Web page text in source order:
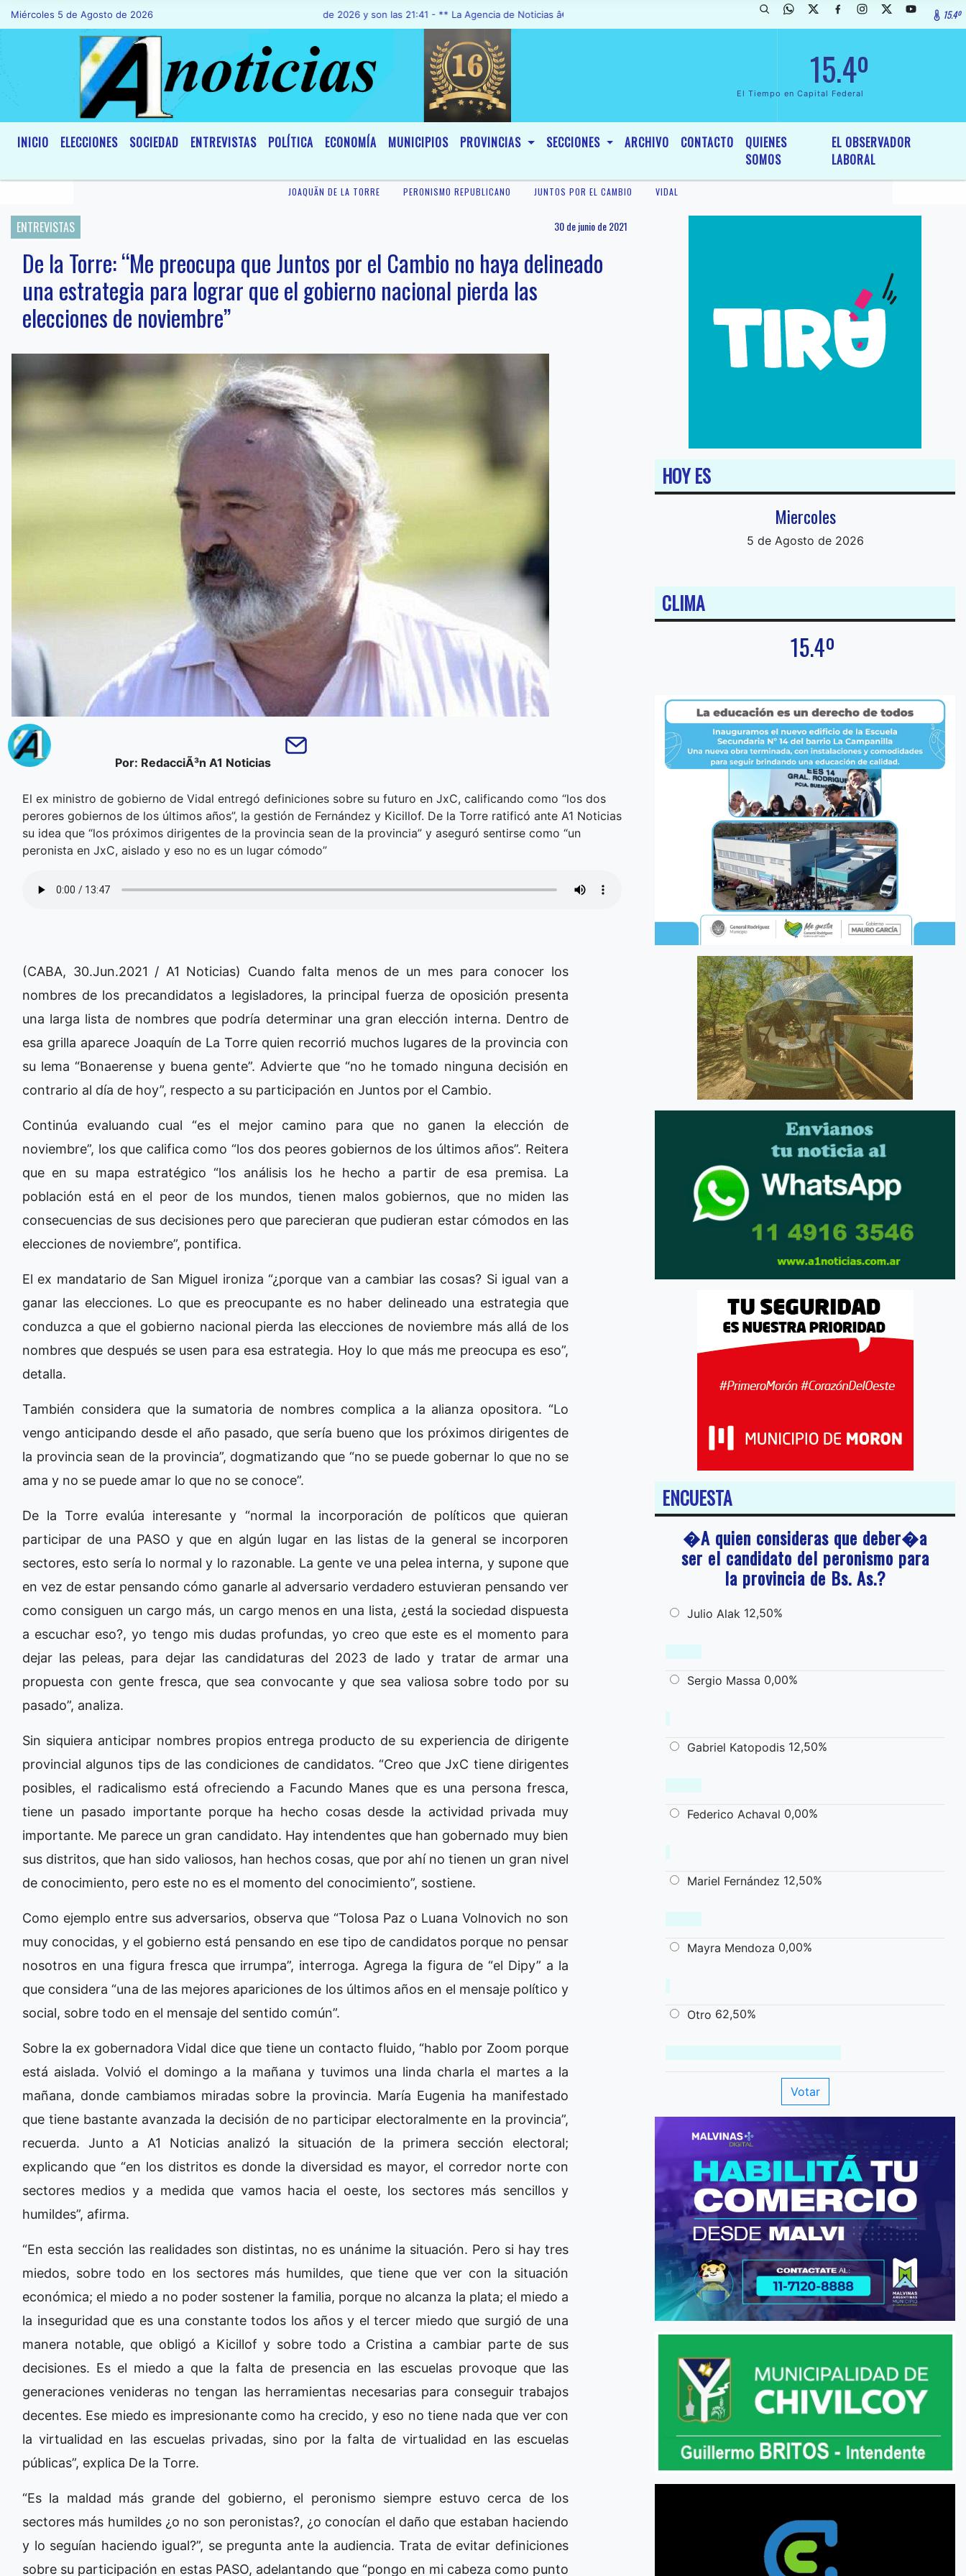
Miércoles 5 de Agosto de 2026Hoy es Miércoles 5 de Agosto de 2026 y son las 21:41 - ** La Agencia de Noticias â€œA1 Noticiasâ€, fue declarada de InterÃ©s General y Legislativo, por Ordenanza NÂº 6236/1915.4º
15.4º
El Tiempo en Capital Federal
INICIO ELECCIONES SOCIEDAD ENTREVISTAS POLÍTICA ECONOMÍA MUNICIPIOS PROVINCIAS SECCIONES ARCHIVO CONTACTO
QUIENES
SOMOS
EL OBSERVADOR
LABORAL
JOAQUÃ­N DE LA TORRE PERONISMO REPUBLICANO JUNTOS POR EL CAMBIO VIDAL
ENTREVISTAS 30 de junio de 2021
De la Torre: “Me preocupa que Juntos por el Cambio no haya delineado
una estrategia para lograr que el gobierno nacional pierda las
elecciones de noviembre”
Por: RedacciÃ³n A1 Noticias
El ex ministro de gobierno de Vidal entregó definiciones sobre su futuro en JxC, calificando como “los dos
perores gobiernos de los últimos años”, la gestión de Fernández y Kicillof. De la Torre ratificó ante A1 Noticias
su idea que “los próximos dirigentes de la provincia sean de la provincia” y aseguró sentirse como “un
peronista en JxC, aislado y eso no es un lugar cómodo”
(CABA, 30.Jun.2021 / A1 Noticias) Cuando falta menos de un mes para conocer los
nombres de los precandidatos a legisladores, la principal fuerza de oposición presenta
una larga lista de nombres que podría determinar una gran elección interna. Dentro de
esa grilla aparece Joaquín de La Torre quien recorrió muchos lugares de la provincia con
su lema “Bonaerense y buena gente”. Advierte que “no he tomado ninguna decisión en
contrario al día de hoy”, respecto a su participación en Juntos por el Cambio.
Continúa evaluando cual “es el mejor camino para que no ganen la elección de
noviembre”, los que califica como “los dos peores gobiernos de los últimos años”. Reitera
que en su mapa estratégico “los análisis los he hecho a partir de esa premisa. La
población está en el peor de los mundos, tienen malos gobiernos, que no miden las
consecuencias de sus decisiones pero que parecieran que pudieran estar cómodos en las
elecciones de noviembre”, pontifica.
El ex mandatario de San Miguel ironiza “¿porque van a cambiar las cosas? Si igual van a
ganar las elecciones. Lo que es preocupante es no haber delineado una estrategia que
conduzca a que el gobierno nacional pierda las elecciones de noviembre más allá de los
nombres que después se usen para esa estrategia. Hoy lo que más me preocupa es eso”,
detalla.
También considera que la sumatoria de nombres complica a la alianza opositora. “Lo
vengo anticipando desde el año pasado, que sería bueno que los próximos dirigentes de
la provincia sean de la provincia”, dogmatizando que “no se puede gobernar lo que no se
ama y no se puede amar lo que no se conoce”.
De la Torre evalúa interesante y “normal la incorporación de políticos que quieran
participar de una PASO y que en algún lugar en las listas de la general se incorporen
sectores, esto sería lo normal y lo razonable. La gente ve una pelea interna, y supone que
en vez de estar pensando cómo ganarle al adversario verdadero estuvieran pensando ver
como consiguen un cargo más, un cargo menos en una lista, ¿está la sociedad dispuesta
a escuchar eso?, yo tengo mis dudas profundas, yo creo que este es el momento para
dejar las peleas, para dejar las candidaturas del 2023 de lado y tratar de armar una
propuesta con gente fresca, que sea convocante y que sea valiosa sobre todo por su
pasado”, analiza.
Sin siquiera anticipar nombres propios entrega producto de su experiencia de dirigente
provincial algunos tips de las condiciones de candidatos. “Creo que JxC tiene dirigentes
posibles, el radicalismo está ofreciendo a Facundo Manes que es una persona fresca,
tiene un pasado importante porque ha hecho cosas desde la actividad privada muy
importante. Me parece un gran candidato. Hay intendentes que han gobernado muy bien
sus distritos, que han sido valiosos, han hechos cosas, que por ahí no tienen un gran nivel
de conocimiento, pero este no es el momento del conocimiento”, sostiene.
Como ejemplo entre sus adversarios, observa que “Tolosa Paz o Luana Volnovich no son
muy conocidas, y el gobierno está pensando en ese tipo de candidatos porque no pensar
nosotros en una figura fresca que irrumpa”, interroga. Agrega la figura de “el Dipy” a la
que considera “una de las mejores apariciones de los últimos años en el mensaje político y
social, sobre todo en el mensaje del sentido común”.
Sobre la ex gobernadora Vidal dice que tiene un contacto fluido, “hablo por Zoom porque
está aislada. Volvió el domingo a la mañana y tuvimos una linda charla el martes a la
mañana, donde cambiamos miradas sobre la provincia. María Eugenia ha manifestado
que tiene bastante avanzada la decisión de no participar electoralmente en la provincia”,
recuerda. Junto a A1 Noticias analizó la situación de la primera sección electoral;
explicando que “en los distritos es donde la diversidad es mayor, el corredor norte con
sectores medios y a medida que vamos hacia el oeste, los sectores más sencillos y
humildes”, afirma.
“En esta sección las realidades son distintas, no es unánime la situación. Pero si hay tres
miedos, sobre todo en los sectores más humildes, que tiene que ver con la situación
económica; el miedo a no poder sostener la familia, porque no alcanza la plata; el miedo a
la inseguridad que es una constante todos los años y el tercer miedo que surgió de una
manera notable, que obligó a Kicillof y sobre todo a Cristina a cambiar parte de sus
decisiones. Es el miedo a que la falta de presencia en las escuelas provoque que las
generaciones venideras no tengan las herramientas necesarias para conseguir trabajos
decentes. Ese miedo es impresionante como ha crecido, y eso no tiene nada que ver con
la virtualidad en las escuelas privadas, sino por la falta de virtualidad en las escuelas
públicas”, explica De la Torre.
“Es la maldad más grande del gobierno, el peronismo siempre estuvo cerca de los
sectores más humildes ¿o no son peronistas?, ¿o conocían el daño que estaban haciendo
y lo seguían haciendo igual?”, se pregunta ante la audiencia. Trata de evitar definiciones
sobre su participación en estas PASO, adelantando que “pongo en mi cabeza como punto
HOY ES
Miercoles
5 de Agosto de 2026
CLIMA
15.4º
ENCUESTA
�A quien consideras que deber�a
ser el candidato del peronismo para
la provincia de Bs. As.?
Julio Alak 12,50%
Sergio Massa 0,00%
Gabriel Katopodis 12,50%
Federico Achaval 0,00%
Mariel Fernández 12,50%
Mayra Mendoza 0,00%
Otro 62,50%